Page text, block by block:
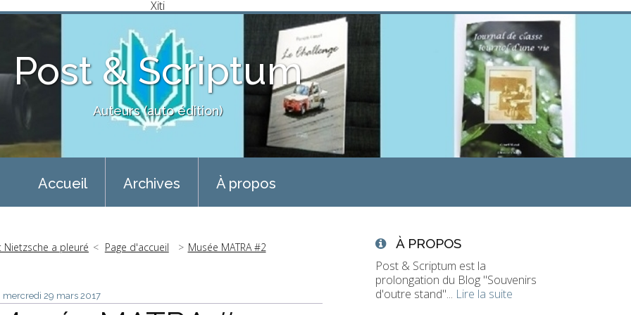
Xiti
Post & Scriptum
Auteurs (auto édition)
Accueil Archives À propos
Nietzsche a pleuré Page d'accueil Musée MATRA #2
mercredi 29 mars 2017
À PROPOS
Post & Scriptum est la
prolongation du Blog "Souvenirs
d'outre stand"... Lire la suite